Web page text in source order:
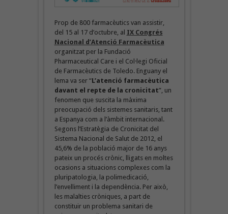
Prop de 800 farmacèutics van assistir,
del 15 al 17 d’octubre, al IX Congrés
Nacional d’Atenció Farmacèutica
organitzat per la Fundació
Pharmaceutical Care i el Col·legi Oficial
de Farmacèutics de Toledo. Enguany el
lema va ser “L’atenció farmacèutica
davant el repte de la cronicitat”, un
fenomen que suscita la màxima
preocupació dels sistemes sanitaris, tant
a Espanya com a l’àmbit internacional.
Segons l’Estratègia de Cronicitat del
Sistema Nacional de Salut de 2012, el
45,6% de la població major de 16 anys
pateix un procés crònic, lligats en moltes
ocasions a situacions complexes com la
pluripatologia, la polimedicació,
l’envelliment i la dependència. Per això,
les malalties cròniques, a part de
constituir un problema sanitari de